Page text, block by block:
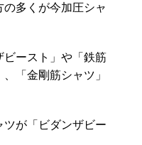
多くが今加圧シャ
ビースト」や「鉄筋
「金剛筋シャツ」
が「ビダンザビー